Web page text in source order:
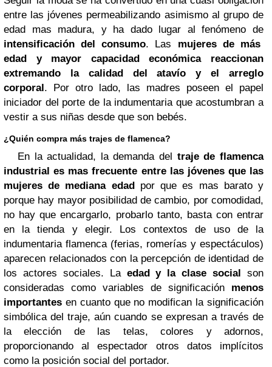
entre las jóvenes permeabilizando asimismo al grupo de
edad mas madura, y ha dado lugar al fenómeno de
intensificación del consumo. Las mujeres de más
edad y mayor capacidad económica reaccionan
extremando la calidad del atavío y el arreglo
corporal. Por otro lado, las madres poseen el papel
iniciador del porte de la indumentaria que acostumbran a
vestir a sus niñas desde que son bebés.
¿Quién compra más trajes de flamenca?
En la actualidad, la demanda del traje de flamenca
industrial es mas frecuente entre las jóvenes que las
mujeres de mediana edadpor que es mas barato y
porque hay mayor posibilidad de cambio, por comodidad,
no hay que encargarlo, probarlo tanto, basta con entrar
en la tienda y elegir. Los contextos de uso de la
indumentaria flamenca (ferias, romerías y espectáculos)
aparecen relacionados con la percepción de identidad de
los actores sociales. La edad y la clase socialson
consideradas como variables de significación menos
importantes en cuanto que no modifican la significación
simbólica del traje, aún cuando se expresan a través de
la elección de las telas, colores y adornos,
proporcionando al espectador otros datos implícitos
como la posición social del portador.